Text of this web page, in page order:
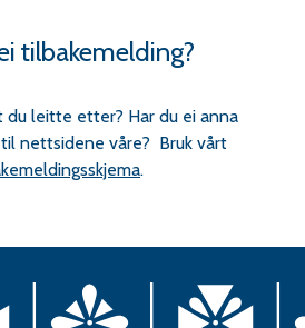
tilbakemelding?
du leitte etter? Har du ei anna
nettsidene våre? Bruk vårt
.